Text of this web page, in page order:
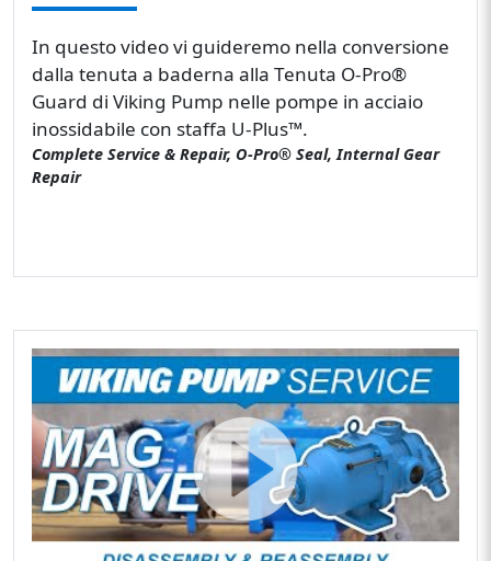
In questo video vi guideremo nella conversione
dalla tenuta a baderna alla Tenuta O-Pro®
Guard di Viking Pump nelle pompe in acciaio
inossidabile con staffa U-Plus™.
Complete Service & Repair, O-Pro® Seal, Internal Gear
Repair